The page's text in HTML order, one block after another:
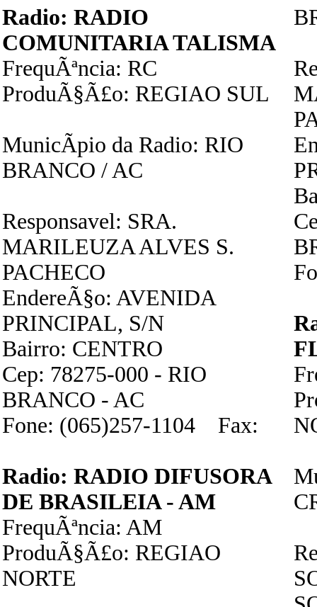
Radio: RADIO
COMUNITARIA TALISMA
FrequÃªncia: RC
ProduÃ§Ã£o: REGIAO SUL
MunicÃ­pio da Radio: RIO
BRANCO / AC
Responsavel: SRA.
MARILEUZA ALVES S.
PACHECO
EndereÃ§o: AVENIDA
PRINCIPAL, S/N
Bairro: CENTRO
Cep: 78275-000 - RIO
BRANCO - AC
Fone: (065)257-1104 Fax:
Radio: RADIO DIFUSORA
DE BRASILEIA - AM
FrequÃªncia: AM
ProduÃ§Ã£o: REGIAO
NORTE